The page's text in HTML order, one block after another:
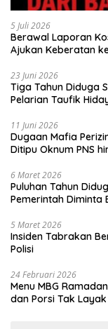
5 Juli 2026
Berawal Laporan
Ajukan Keberatan
23 Juni 2026
Tiga Tahun Diduga
Pelarian Taufik
11 Juni 2026
Dugaan Mafia
Ditipu Oknum PNS
6 Maret 2026
Puluhan Tahun
Pemerintah Diminta
5 Maret 2026
Insiden Tabrakan
Polisi
24 Februari 2026
Menu MBG
dan Porsi Tak Layak